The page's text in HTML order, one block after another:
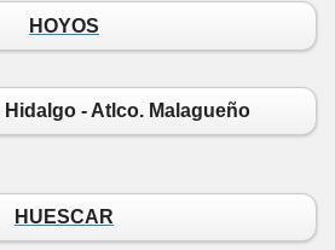
HOYOS
- Atlco. Malagueño
HUESCAR